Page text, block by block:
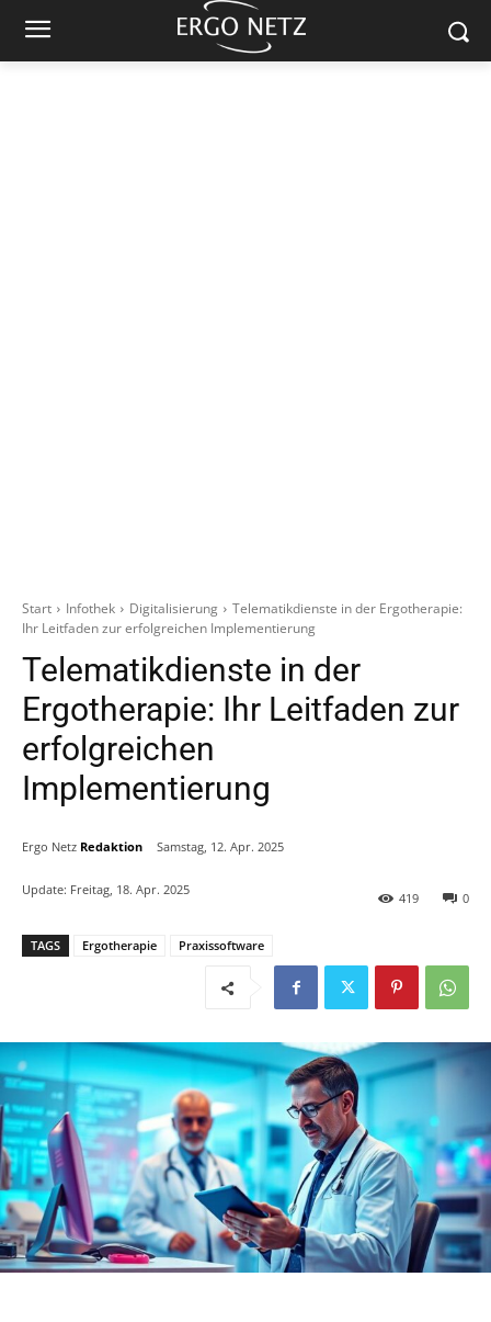
Start Infothek Digitalisierung
Telematikdienste in der Ergotherapie:
Ihr Leitfaden zur erfolgreichen Implementierung
Telematikdienste in der
Ergotherapie: Ihr Leitfaden zur
erfolgreichen
Implementierung
Ergo Netz Redaktion Samstag, 12. Apr. 2025
Update: Freitag, 18. Apr. 2025
0
419
TAGS Ergotherapie Praxissoftware